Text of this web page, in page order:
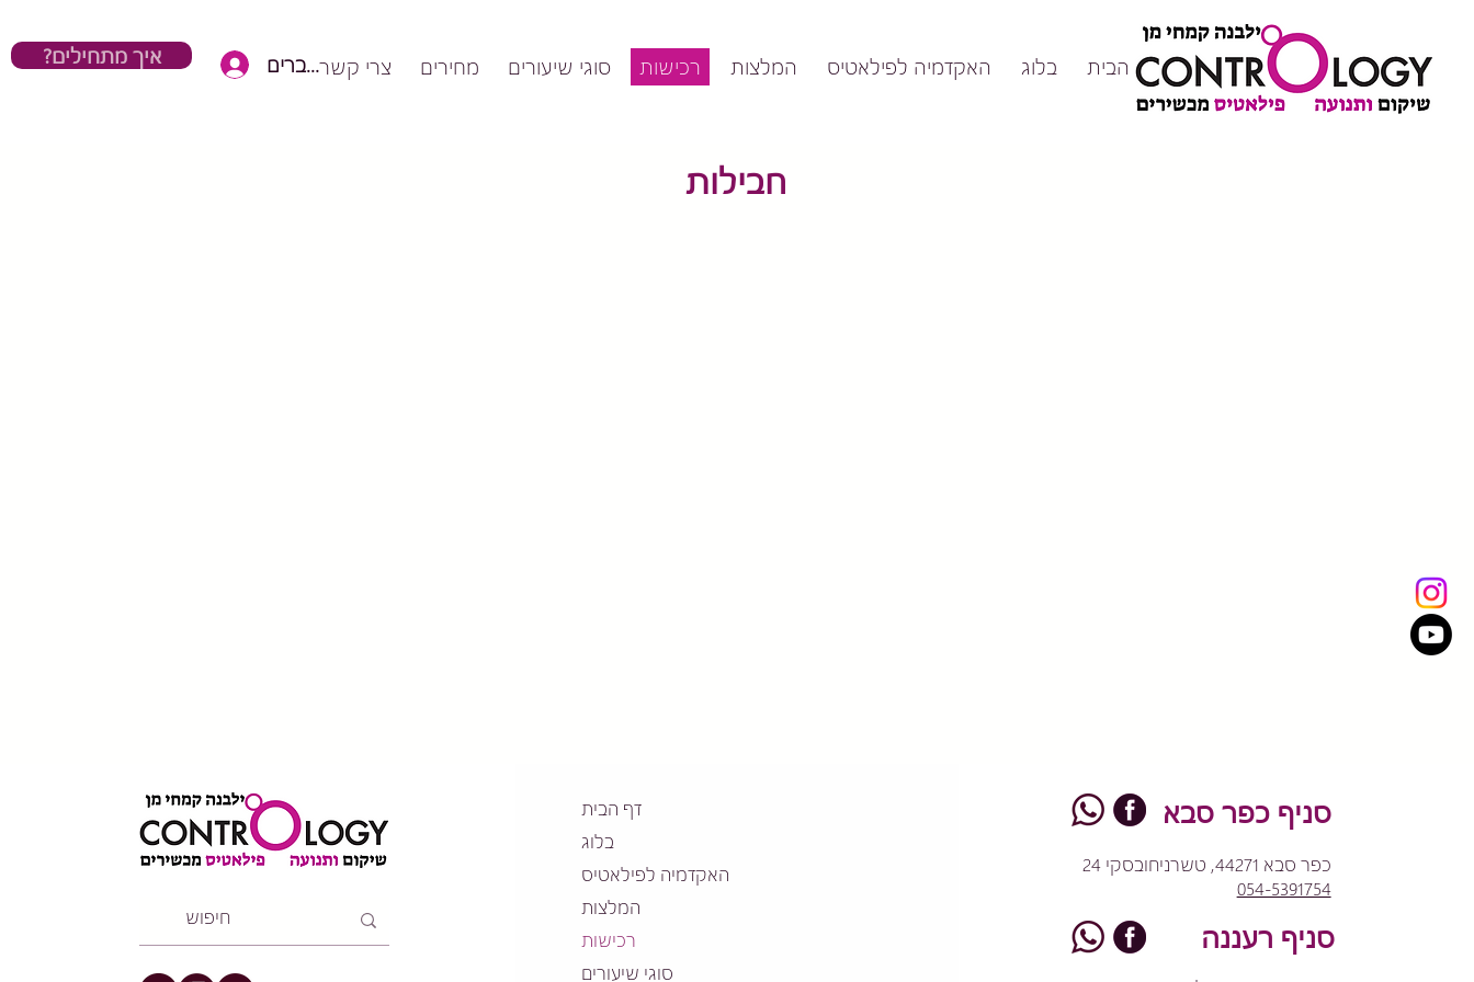
?איך מתחילים כניסת חברים דף הבית בלוג האקדמיה לפילאטיס המלצות רכישות סוגי שיעורים מחירים צרי קשר
חבילות
דף הבית
בלוג
האקדמיה לפילאטיס
המלצות
רכישות
סוגי שיעורים
סניף כפר סבא
כפר סבא 44271, טשרניחובסקי 24
054-5391754
סניף רעננה